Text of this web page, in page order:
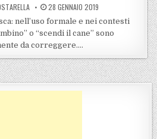
POSTED ON
28 GENNAIO 2019
nell’uso formale e nei contesti
o “scendi il cane” sono
da correggere….